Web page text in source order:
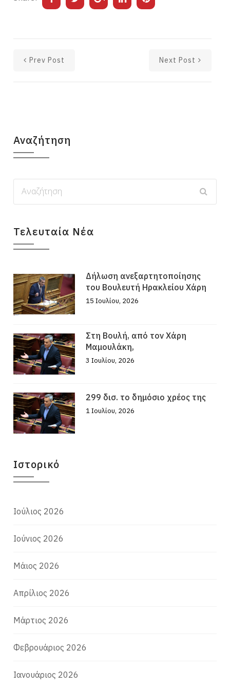
Prev Post Next Post
Αναζήτηση
Τελευταία Νέα
Δήλωση ανεξαρτητοποίησης
του Βουλευτή Ηρακλείου Χάρη
15 Ιουλίου, 2026
Στη Βουλή, από τον Χάρη
Μαμουλάκη,
3 Ιουλίου, 2026
299 δισ. το δημόσιο χρέος της
1 Ιουλίου, 2026
Ιστορικό
Ιούλιος 2026
Ιούνιος 2026
Μάιος 2026
Απρίλιος 2026
Μάρτιος 2026
Φεβρουάριος 2026
Ιανουάριος 2026